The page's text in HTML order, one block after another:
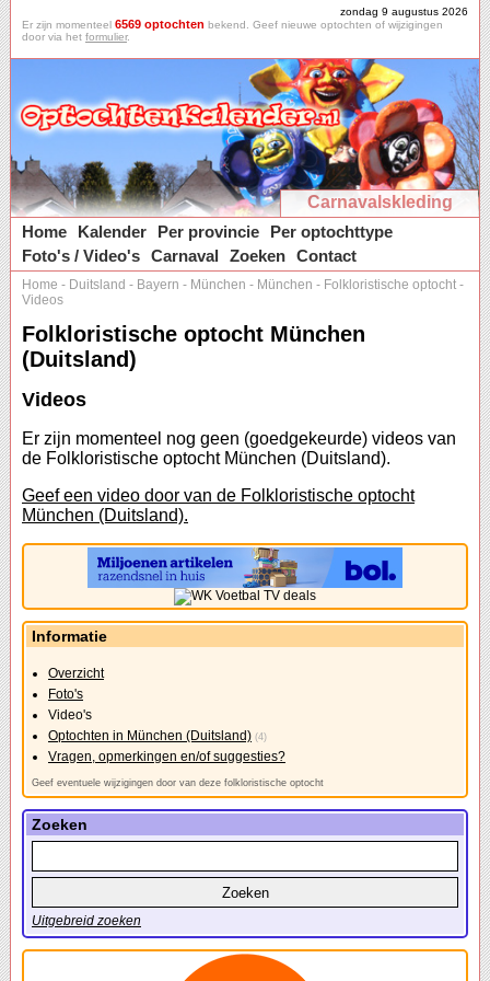
zondag 9 augustus 2026
Er zijn momenteel 6569 optochten bekend. Geef nieuwe optochten of wijzigingen
door via het formulier.
Carnavalskleding
Home
Kalender Per provincie
Per optochttype
Foto's / Video's Carnaval Zoeken Contact
Home - Duitsland - Bayern - München - München - Folkloristische optocht -
Videos
Folkloristische optocht München
(Duitsland)
Videos
Er zijn momenteel nog geen (goedgekeurde) videos van
de Folkloristische optocht München (Duitsland).
Geef een video door van de Folkloristische optocht
München (Duitsland).
Informatie
Overzicht
Foto's
Video's
Optochten in München (Duitsland) (4)
Vragen, opmerkingen en/of suggesties?
Geef eventuele wijzigingen door van deze folkloristische optocht
Zoeken
Uitgebreid zoeken